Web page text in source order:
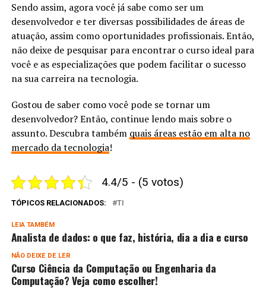
Sendo assim, agora você já sabe como ser um
desenvolvedor e ter diversas possibilidades de áreas de
atuação, assim como oportunidades profissionais. Então,
não deixe de pesquisar para encontrar o curso ideal para
você e as especializações que podem facilitar o sucesso
na sua carreira na tecnologia.
Gostou de saber como você pode se tornar um
desenvolvedor? Então, continue lendo mais sobre o
assunto. Descubra também quais áreas estão em alta no
mercado da tecnologia!
4.4/5 - (5 votos)
TÓPICOS RELACIONADOS: TI
LEIA TAMBÉM
Analista de dados: o que faz, história, dia a dia e curso
NÃO DEIXE DE LER
Curso Ciência da Computação ou Engenharia da
Computação? Veja como escolher!